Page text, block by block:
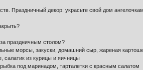
Праздничный декор: украсьте свой дом
праздничным столом?
морсы, закуски, домашний сыр, жареная
салатик из курицы и яичницы
под маринадом, тарталетки с красным салатом